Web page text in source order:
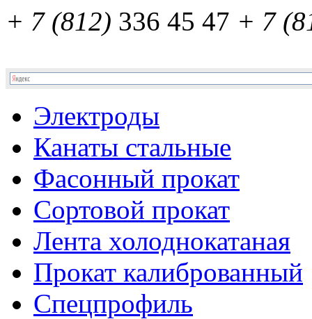
+ 7 (812) 336 45 47 + 7
Электроды
Канаты стальные
Фасонный прокат
Сортовой прокат
Лента холоднокатаная
Прокат калиброванный
Спецпрофиль